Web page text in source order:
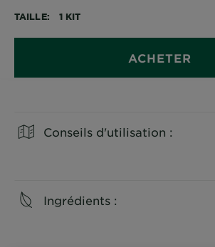
TAILLE 1 KIT
ACHETER
Conseils d'utilisation :
Ingrédients :